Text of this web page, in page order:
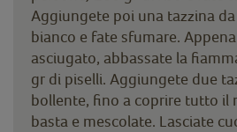
Aggiungete poi una tazzina
bianco e fate sfumare.
asciugato, abbassate la
gr di piselli. Aggiungete due
bollente, fino a coprire tutto il
basta e mescolate. Lasciate